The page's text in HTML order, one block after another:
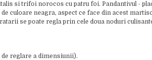
si trifoi norocos cu patru foi. Pandantivul -
culoare neagra, aspect ce face din acest
se poate regla prin cele doua noduri
reglare a dimensiunii).